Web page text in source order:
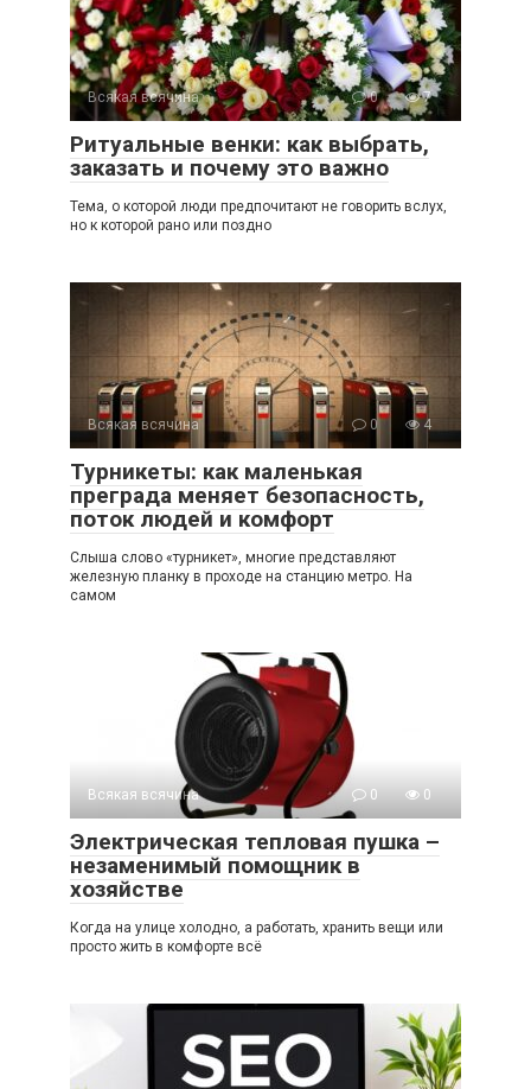
Всякая всячина 0 7
Ритуальные венки: как выбрать,
заказать и почему это важно
Тема, о которой люди предпочитают не говорить вслух,
но к которой рано или поздно
Всякая всячина 0 4
Турникеты: как маленькая
преграда меняет безопасность,
поток людей и комфорт
Слыша слово «турникет», многие представляют
железную планку в проходе на станцию метро. На
самом
Всякая всячина 0 0
Электрическая тепловая пушка –
незаменимый помощник в
хозяйстве
Когда на улице холодно, а работать, хранить вещи или
просто жить в комфорте всё